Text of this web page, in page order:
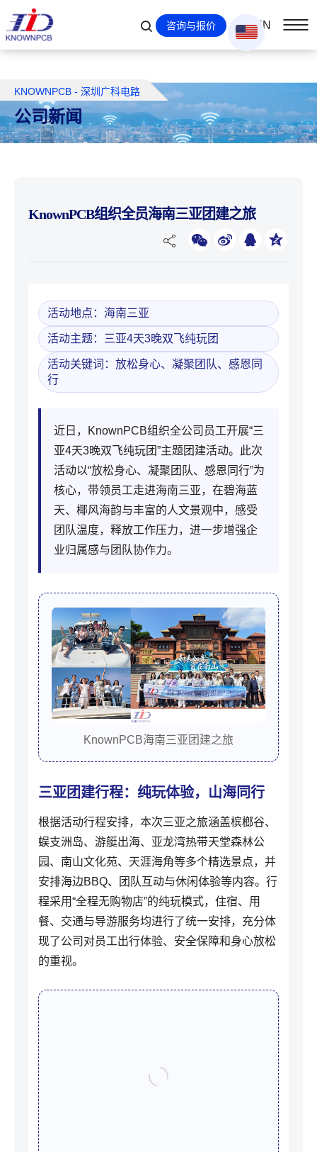
咨询与报价 EN
KNOWNPCB - 深圳广科电路
公司新闻
KnownPCB组织全员海南三亚团建之旅
活动地点：海南三亚
活动主题：三亚4天3晚双飞纯玩团
活动关键词：放松身心、凝聚团队、感恩同
行
近日，KnownPCB组织全公司员工开展“三
亚4天3晚双飞纯玩团”主题团建活动。此次
活动以“放松身心、凝聚团队、感恩同行”为
核心，带领员工走进海南三亚，在碧海蓝
天、椰风海韵与丰富的人文景观中，感受
团队温度，释放工作压力，进一步增强企
业归属感与团队协作力。
KnownPCB海南三亚团建之旅
三亚团建行程：纯玩体验，山海同行
根据活动行程安排，本次三亚之旅涵盖槟榔谷、
蜈支洲岛、游艇出海、亚龙湾热带天堂森林公
园、南山文化苑、天涯海角等多个精选景点，并
安排海边BBQ、团队互动与休闲体验等内容。行
程采用“全程无购物店”的纯玩模式，住宿、用
餐、交通与导游服务均进行了统一安排，充分体
现了公司对员工出行体验、安全保障和身心放松
的重视。